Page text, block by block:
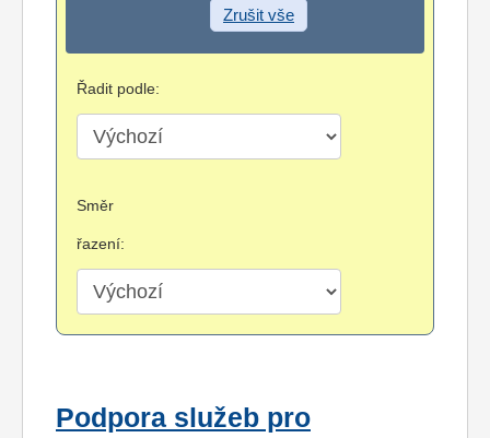
Zrušit vše
Řadit podle:
Směr
řazení:
Podpora služeb pro